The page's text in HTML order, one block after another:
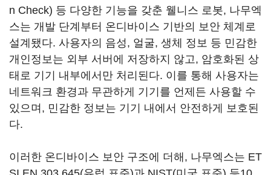
n Check) 등 다양한 기능을 갖춘 웰니스 로봇, 나무엑
스는 개발 단계부터 온디바이스 기반의 보안 체계로
설계됐다. 사용자의 음성, 얼굴, 생체 정보 등 민감한
개인정보는 외부 서버에 저장하지 않고, 암호화된 상
태로 기기 내부에서만 처리된다. 이를 통해 사용자는
네트워크 환경과 무관하게 기기를 언제든 사용할 수
있으며, 민감한 정보는 기기 내에서 안전하게 보호된
다.
이러한 온디바이스 보안 구조에 더해, 나무엑스는 ET